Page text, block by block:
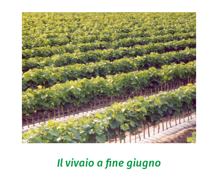
Il vivaio a fine giugno